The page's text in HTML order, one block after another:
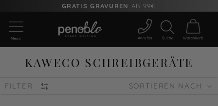
GRATIS GRAVUREN AB 99€
Menü Anrufen Suche Warenkorb
KAWECO SCHREIBGERÄTE
SORTIEREN NACH
FILTER